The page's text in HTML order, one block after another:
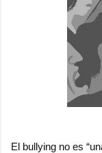
El bullying no es